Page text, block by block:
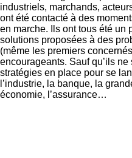
industriels, marchands,
ont été contacté à des
en marche. Ils ont tous été un
solutions proposées à des
(même les premiers
encourageants. Sauf qu’ils
stratégies en place pour se
l’industrie, la banque, la
économie, l’assurance…